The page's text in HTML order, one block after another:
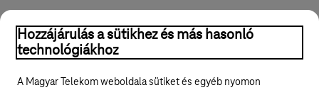
Hozzájárulás a sütikhez és más hasonló
technológiákhoz
A Magyar Telekom weboldala sütiket és egyéb nyomon